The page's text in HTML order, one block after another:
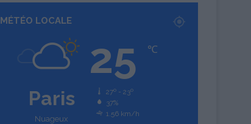
MÉTÉO LOCALE
Paris
Nuageux
25 ℃
27º - 23º
37%
1.56 km/h